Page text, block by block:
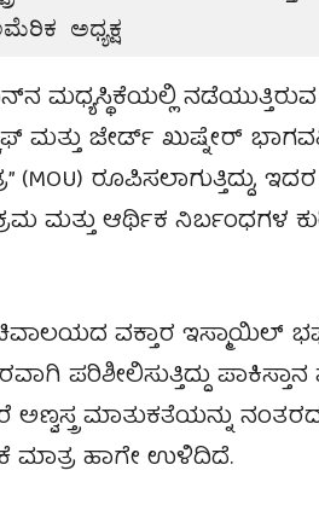
ಅಧ್ಯಕ್ಷ
ಮಧ್ಯಸ್ಥಿಕೆಯಲ್ಲಿ
ಮತ್ತು ಜೇರ್ಡ್ ಖುಷ್ನೇರ್
(MOU)
ಮತ್ತು ಆರ್ಥಿಕ ನಿರ್ಬಂಧಗಳ
ವಕ್ತಾರ ಇಸ್ಮಾಯಿಲ್
ಪರಿಶೀಲಿಸುತ್ತಿದ್ದು
ಅಣ್ವಸ್ತ್ರ ಮಾತುಕತೆಯನ್ನು
ಹಾಗೇ ಉಳಿದಿದೆ.